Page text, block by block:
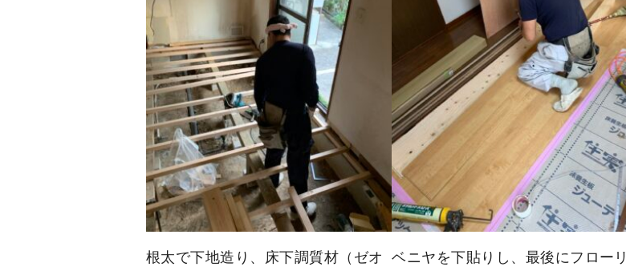
根太で下地造り、床下調質材（ゼオ
ベニヤを下貼りし、最後にフローリ